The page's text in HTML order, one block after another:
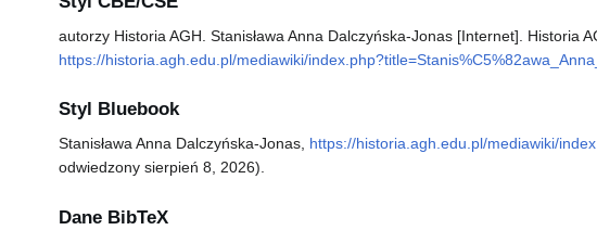
autorzy Historia AGH. Stanisława Anna Dalczyńska-Jonas [Internet].
https://historia.agh.edu.pl/mediawiki/
Styl Bluebook
Stanisława Anna Dalczyńska-Jonas, https://historia.agh.edu.pl/mediawiki/
odwiedzony sierpień 8, 2026).
Dane BibTeX